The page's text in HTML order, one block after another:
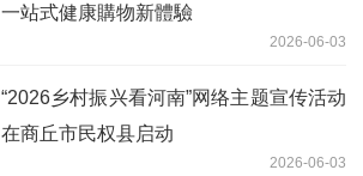
一站式健康購物新體驗
2026-06-03
“2026乡村振兴看河南”网络主题宣传活动
在商丘市民权县启动
2026-06-03